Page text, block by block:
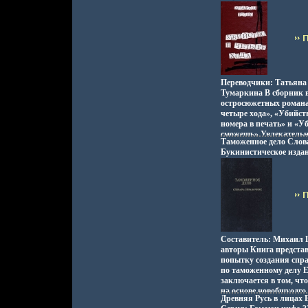
«Карантин в Гранд-
простота языка,
— особенности стиля
отличающие его от
пишущих в
несомненно,
читавжюяртелей
Проклятый берег
Невидимый легион
Отеле Автор Енё Рэйтё.
Сохранность:
Физкультура и спорт,
переплет, 544 стр
Тираж: 150000 экз
(~130х205 мм) инфо
Переводчики:
Тумаркина В сборник
остросюжетных
четыре хода»,
номера в печать» и
сможешь»
детбшфаяективов
Перевод с
Таможенное дело
Букинистическое
020-7 Тираж: 30000
(~167x236 мм) инфо
Составитель: Михаил
авторы Книга
попытку создания
по таможенному делу
заключается в том,
на основе
кодекса Российской
Древняя Русь в лицах